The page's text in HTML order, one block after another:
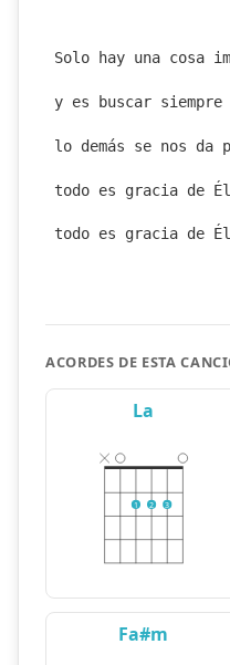
Solo hay una cosa
y es buscar
lo demás se nos da
todo es gracia de
todo es gracia de
ACORDES DE ESTA
La
1 2 3
Fa#m